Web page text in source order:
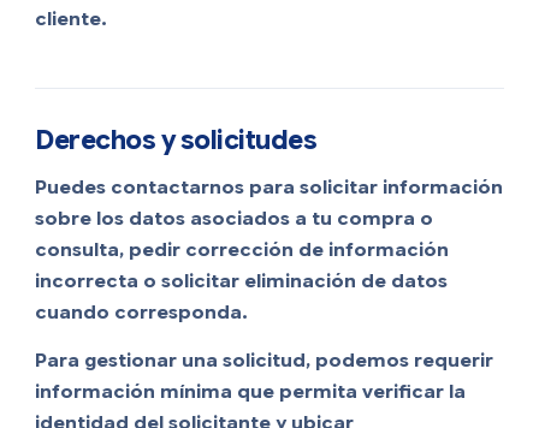
cliente.
Derechos y solicitudes
Puedes contactarnos para solicitar información
sobre los datos asociados a tu compra o
consulta, pedir corrección de información
incorrecta o solicitar eliminación de datos
cuando corresponda.
Para gestionar una solicitud, podemos requerir
información mínima que permita verificar la
identidad del solicitante y ubicar